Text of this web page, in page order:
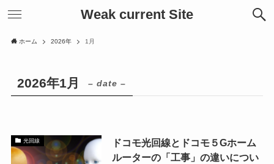
Weak current Site
ホーム 2026年 1月
2026年1月 – date –
光回線
ドコモ光回線とドコモ５Gホーム
ルーターの「工事」の違いについ